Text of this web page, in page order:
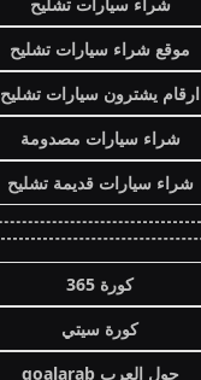
موقع شراء سيارات تشليح
ارقام يشترون سيارات تشليح
شراء سيارات مصدومة
شراء سيارات قديمة تشليح
كورة 365
كورة سيتي
جول العرب goalarab